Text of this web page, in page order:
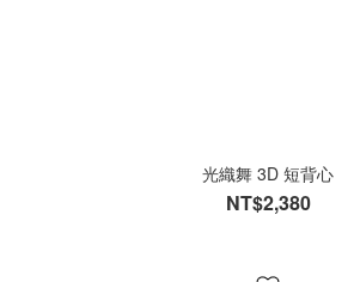
光織舞 3D 短背心
NT$2,380